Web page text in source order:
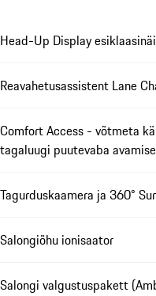
Head-Up Display
Reavahetusassistent Lane
Comfort Access - võtmeta
tagaluugi puutevaba
Tagurduskaamera ja 360°
Salongiõhu ionisaator
Salongi valgustuspakett